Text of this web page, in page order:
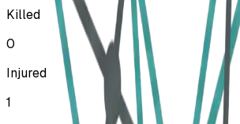
Killed
0
Injured
1